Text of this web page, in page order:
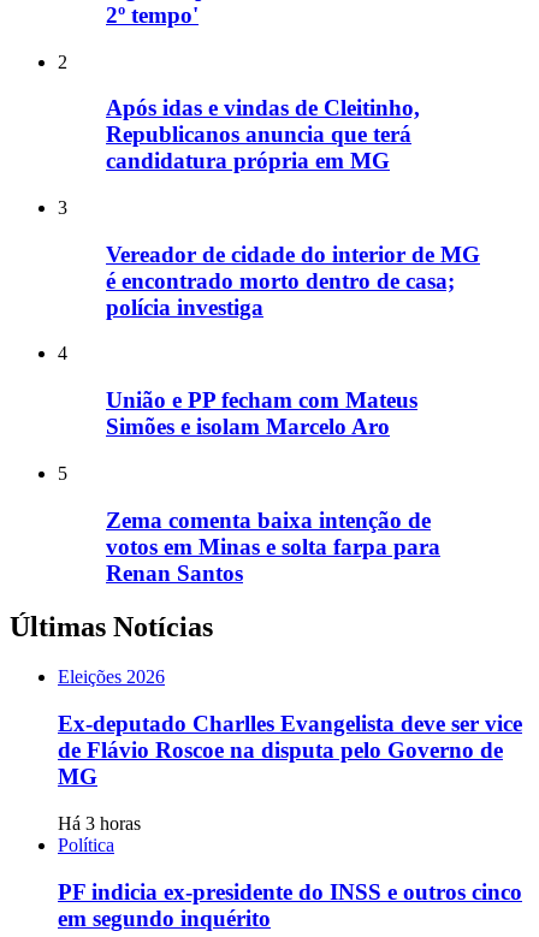
2º tempo'
2
Após idas e vindas de Cleitinho,
Republicanos anuncia que terá
candidatura própria em MG
3
Vereador de cidade do interior de MG
é encontrado morto dentro de casa;
polícia investiga
4
União e PP fecham com Mateus
Simões e isolam Marcelo Aro
5
Zema comenta baixa intenção de
votos em Minas e solta farpa para
Renan Santos
Últimas Notícias
Eleições 2026
Ex-deputado Charlles Evangelista deve ser vice
de Flávio Roscoe na disputa pelo Governo de
MG
Há 3 horas
Política
PF indicia ex-presidente do INSS e outros cinco
em segundo inquérito